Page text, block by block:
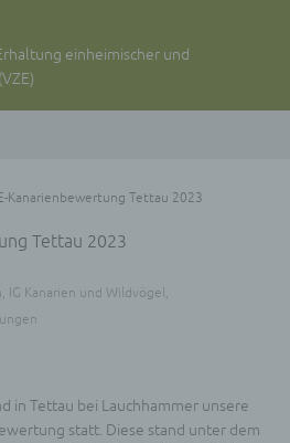
einheimischer und
Kanarienbewertung Tettau 2023
Tettau 2023
, IG Kanarien und Wildvögel ,
in Tettau bei Lauchhammer unsere
statt. Diese stand unter dem